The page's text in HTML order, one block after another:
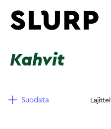
Kahvit
Suodata